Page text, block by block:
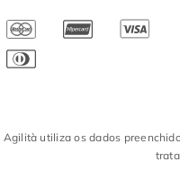
Agilità utiliza os dados